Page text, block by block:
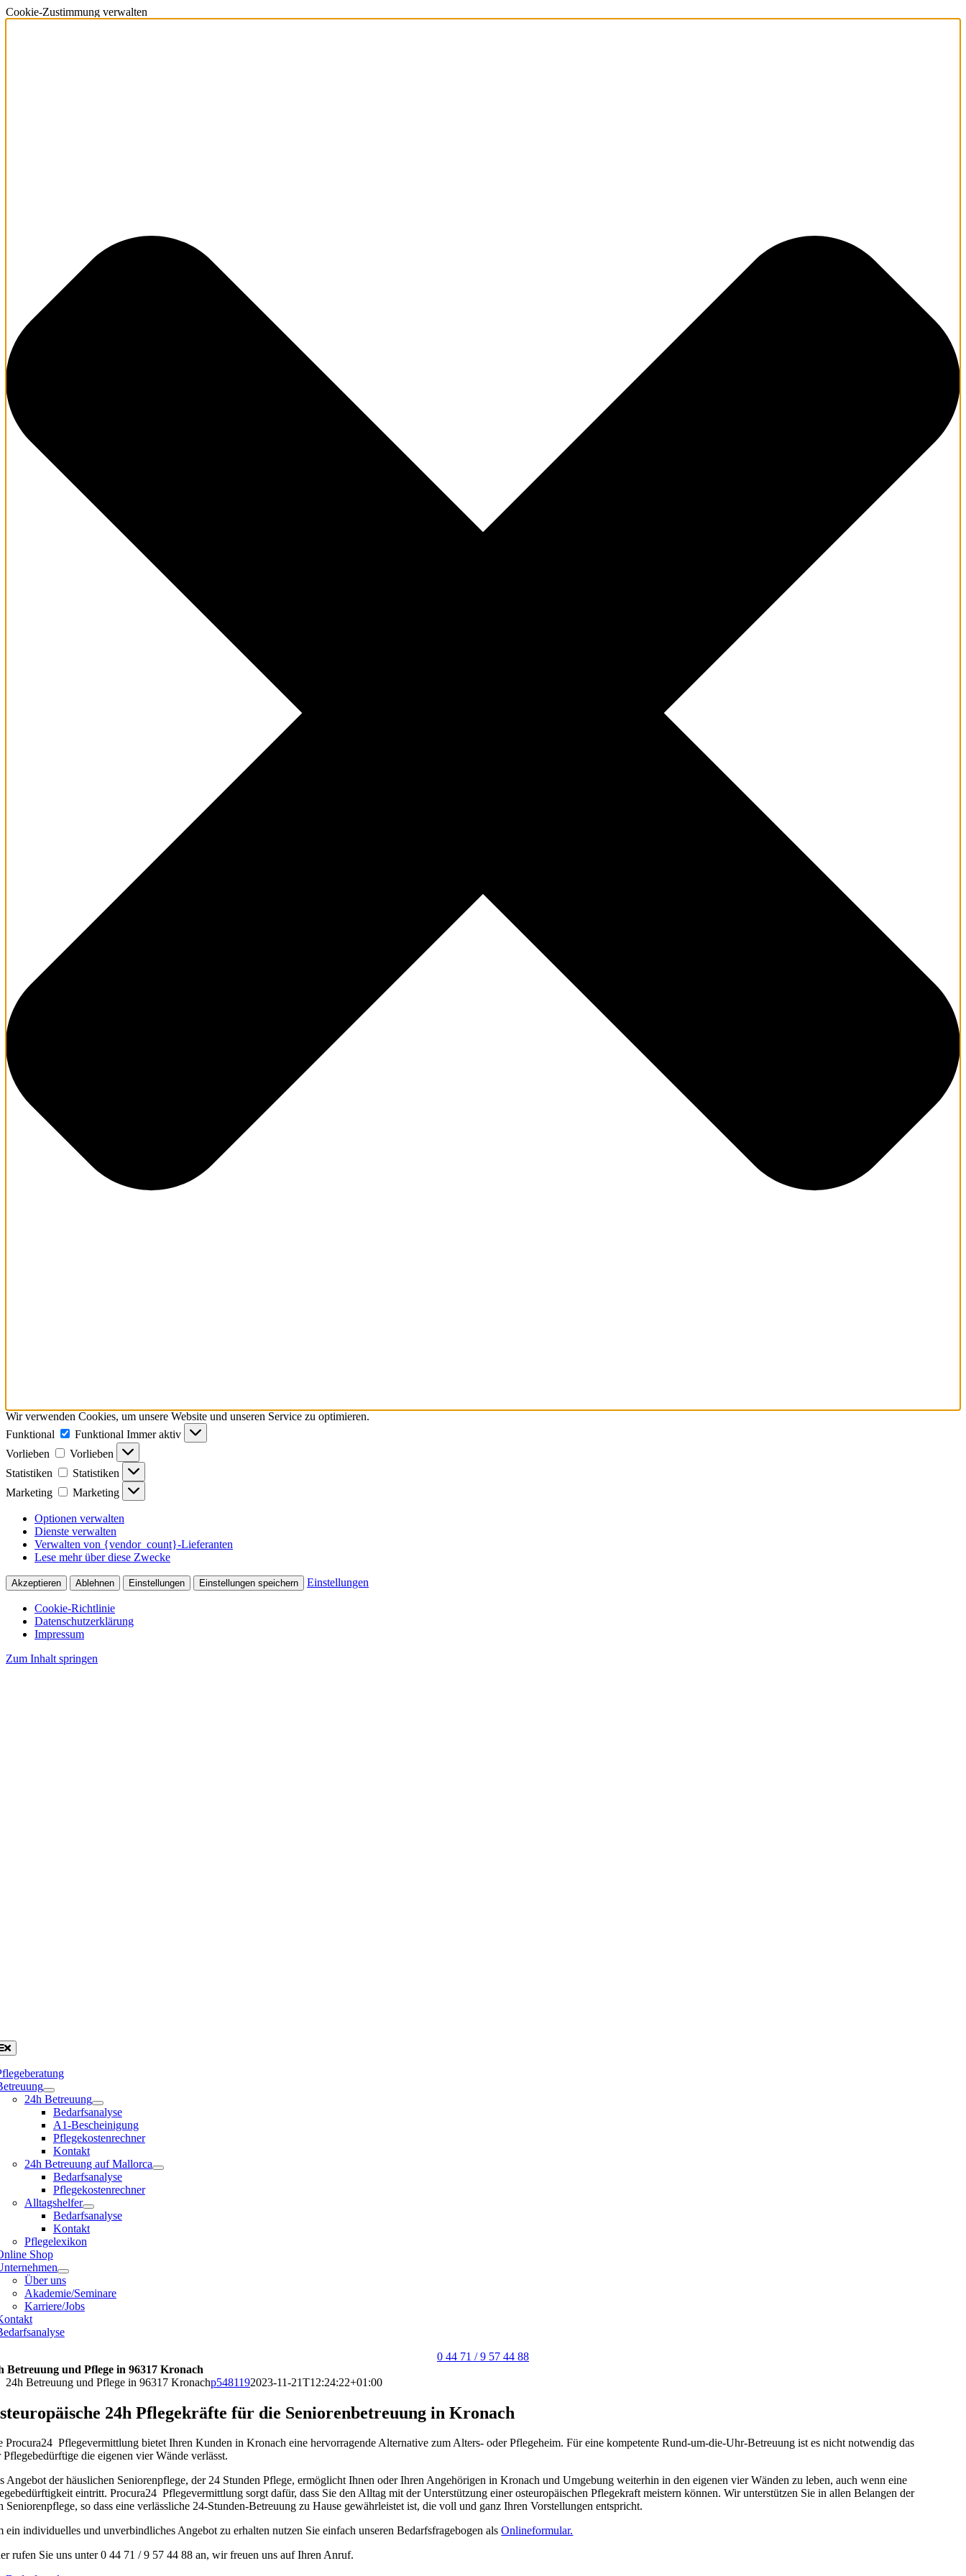
Cookie-Zustimmung verwalten
Wir verwenden Cookies, um unsere Website und unseren Service zu optimieren.
Funktional
Funktional Immer aktiv
Vorlieben
Vorlieben
Statistiken
Statistiken
Marketing
Marketing
Optionen verwalten
Dienste verwalten
Verwalten von {vendor_count}-Lieferanten
Lese mehr über diese Zwecke
Akzeptieren Ablehnen Einstellungen Einstellungen speichern Einstellungen
Cookie-Richtlinie
Datenschutzerklärung
Impressum
Zum Inhalt springen
24h Betreuung
Bedarfsanalyse
A1-Bescheinigung
Pflegekostenrechner
Kontakt
24h Betreuung auf Mallorca
Bedarfsanalyse
Pflegekostenrechner
Alltagshelfer
Bedarfsanalyse
Kontakt
Pflegelexikon
Shop
Über uns
Akademie/Seminare
Karriere/Jobs
0 44 71 / 9 57 44 88
Betreuung und Pflege in 96317 Kronach
24h Betreuung und Pflege in 96317 Kronachp5481192023-11-21T12:24:22+01:00
24h Pflegekräfte für die Seniorenbetreuung in Kronach
Procura24 Pflegevermittlung bietet Ihren Kunden in Kronach eine hervorragende Alternative zum Alters- oder Pflegeheim. Für eine kompetente Rund-um-die-Uhr-Betreuung ist es nicht notwendig das
Pflegebedürftige die eigenen vier Wände verlässt.
Angebot der häuslichen Seniorenpflege, der 24 Stunden Pflege, ermöglicht Ihnen oder Ihren Angehörigen in Kronach und Umgebung weiterhin in den eigenen vier Wänden zu leben, auch wenn eine
eintritt. Procura24 Pflegevermittlung sorgt dafür, dass Sie den Alltag mit der Unterstützung einer osteuropäischen Pflegekraft meistern können. Wir unterstützen Sie in allen Belangen der
Seniorenpflege, so dass eine verlässliche 24-Stunden-Betreuung zu Hause gewährleistet ist, die voll und ganz Ihren Vorstellungen entspricht.
ein individuelles und unverbindliches Angebot zu erhalten nutzen Sie einfach unseren Bedarfsfragebogen alsOnlineformular.
rufen Sie uns unter 0 44 71 / 9 57 44 88 an, wir freuen uns auf Ihren Anruf.